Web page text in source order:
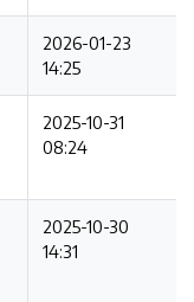
2026-01-23
14:25
2025-10-31
08:24
2025-10-30
14:31